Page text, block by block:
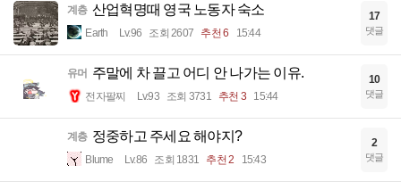
계층 산업혁명때 영국 노동자 숙소
Earth Lv.96 조회 2607 추천 6 15:44
17
댓글
유머 주말에 차 끌고 어디 안 나가는 이유.
전자팔찌 Lv.93 조회 3731 추천 3 15:44
10
댓글
계층 정중하고 주세요 해야지?
Blume Lv.86 조회 1831 추천 2 15:43
2
댓글